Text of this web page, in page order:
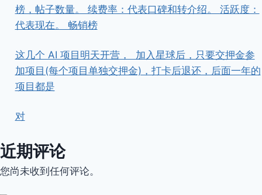
榜，帖子数量。 续费率：代表口碑和转介绍。 活跃度：
代表现在。 畅销榜
这几个 AI 项目明天开营， ​ ​加入星球后，只要交押金参
加项目(每个项目单独交押金)，打卡后退还，后面一年的
项目都是
对
近期评论
您尚未收到任何评论。